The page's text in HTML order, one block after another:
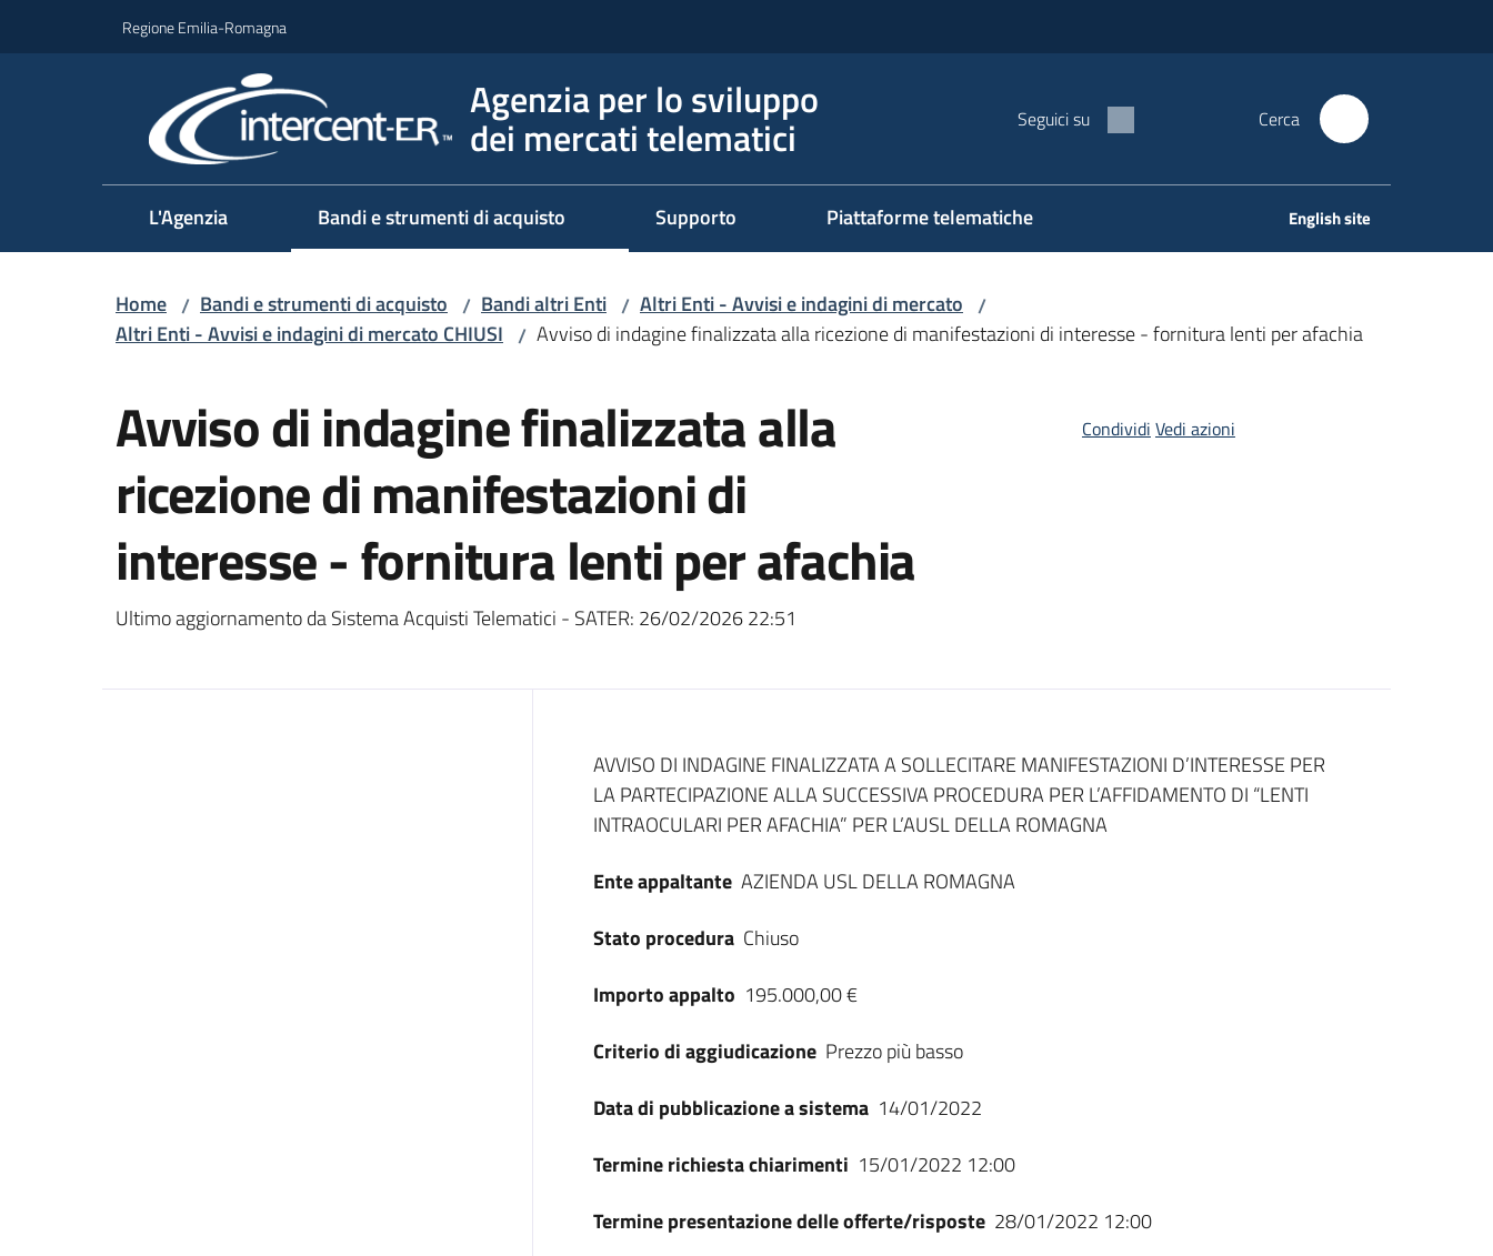
Regione Emilia-Romagna
Agenzia per lo sviluppo
dei mercati telematici Seguici su Cerca
L'Agenzia Bandi e strumenti di acquisto Supporto Piattaforme telematiche English site
Home / Bandi e strumenti di acquisto / Bandi altri Enti / Altri Enti - Avvisi e indagini di mercato /
Altri Enti - Avvisi e indagini di mercato CHIUSI / Avviso di indagine finalizzata alla ricezione di manifestazioni di interesse - fornitura lenti per afachia
Avviso di indagine finalizzata alla
ricezione di manifestazioni di
interesse - fornitura lenti per afachia
Ultimo aggiornamento da Sistema Acquisti Telematici - SATER: 26/02/2026 22:51
Condividi Vedi azioni
Dati del bando
AVVISO DI INDAGINE FINALIZZATA A SOLLECITARE MANIFESTAZIONI D’INTERESSE PER
LA PARTECIPAZIONE ALLA SUCCESSIVA PROCEDURA PER L’AFFIDAMENTO DI “LENTI
INTRAOCULARI PER AFACHIA” PER L’AUSL DELLA ROMAGNA
Ente appaltante AZIENDA USL DELLA ROMAGNA
Stato procedura Chiuso
Importo appalto 195.000,00 €
Criterio di aggiudicazione Prezzo più basso
Data di pubblicazione a sistema 14/01/2022
Termine richiesta chiarimenti 15/01/2022 12:00
Termine presentazione delle offerte/risposte 28/01/2022 12:00